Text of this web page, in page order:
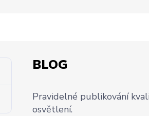
BLOG
Pravidelné publikování
osvětlení.